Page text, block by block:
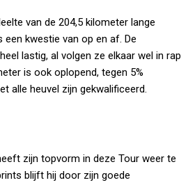
van de 204,5 kilometer lange
een kwestie van op en af. De
lastig, al volgen ze elkaar wel in rap
is ook oplopend, tegen 5%
alle heuvel zijn gekwalificeerd.
zijn topvorm in deze Tour weer te
blijft hij door zijn goede